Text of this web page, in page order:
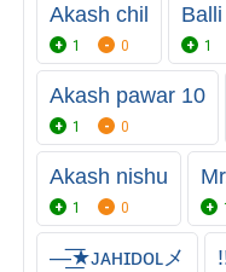
Akash chil
1 0
Balli
1
Akash pawar 10
1 0
Akash nishu
1 0
—͟͞★ᴊᴀʜɪᴅᴏʟメ